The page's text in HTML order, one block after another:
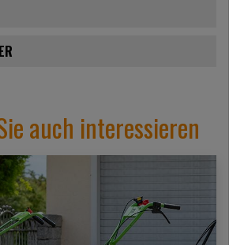
auch interessieren